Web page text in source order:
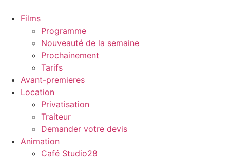
Films
Programme
Nouveauté de la semaine
Prochainement
Tarifs
Avant-premieres
Location
Privatisation
Traiteur
Demander votre devis
Animation
Café Studio28